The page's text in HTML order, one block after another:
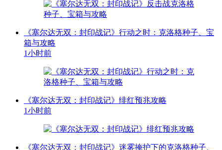
《塞尔达无双：封印战记》行动之时：克洛格种子、宝
箱与攻略
1小时前
《塞尔达无双：封印战记》绯红预兆攻略
1小时前
《塞尔达无双：封印战记》迷雾掩护下的克洛格种子、